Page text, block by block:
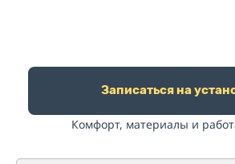
Записаться на
Комфорт, материалы и